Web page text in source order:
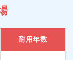
耐用年数